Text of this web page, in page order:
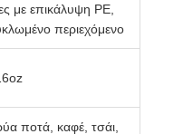
με επικάλυψη PE,
περιεχόμενο
ποτά, καφέ, τσάι,